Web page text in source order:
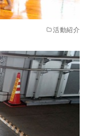
活動紹介